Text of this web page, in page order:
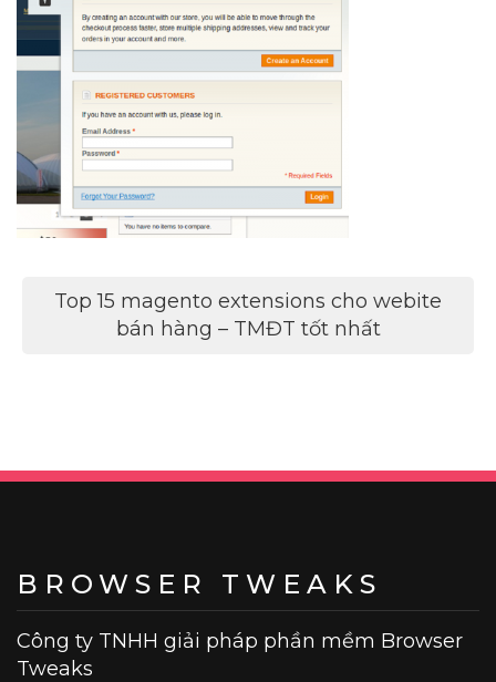
Điều
hướng
Top 15 magento extensions cho webite
bán hàng – TMĐT tốt nhất
BROWSER TWEAKS
Công ty TNHH giải pháp phần mềm Browser
Tweaks